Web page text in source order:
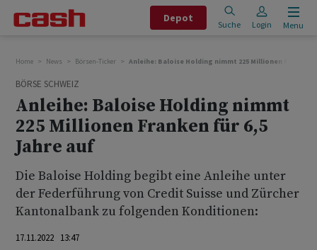
Depot
Suche Login Menu
Home News Börsen-Ticker Anleihe: Baloise Holding nimmt 225 Millionen Franken
BÖRSE SCHWEIZ
Anleihe: Baloise Holding nimmt
225 Millionen Franken für 6,5
Jahre auf
Die Baloise Holding begibt eine Anleihe unter
der Federführung von Credit Suisse und Zürcher
Kantonalbank zu folgenden Konditionen:
17.11.2022 13:47